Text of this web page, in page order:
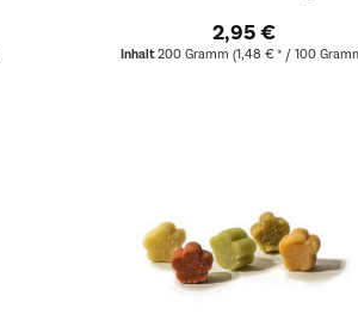
2,95 €
Inhalt200 Gramm (1,48 € * / 100